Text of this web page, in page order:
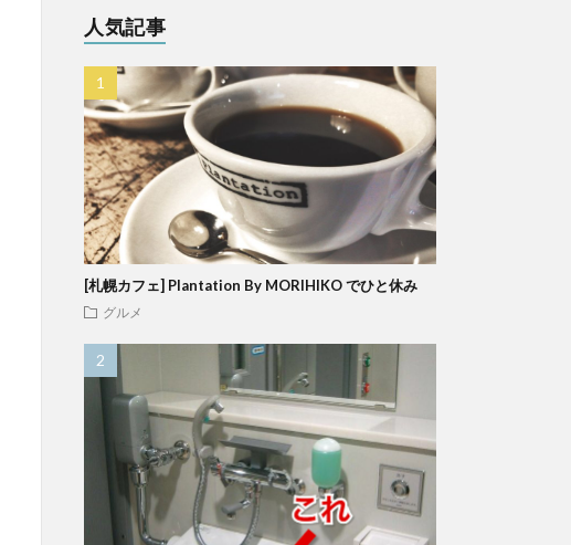
人気記事
[札幌カフェ] Plantation By MORIHIKO でひと休み
グルメ